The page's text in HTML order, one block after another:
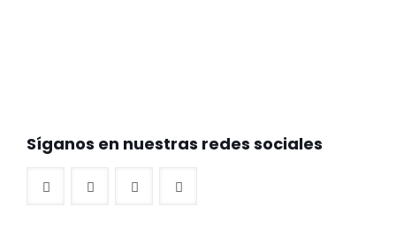
Síganos en nuestras redes sociales